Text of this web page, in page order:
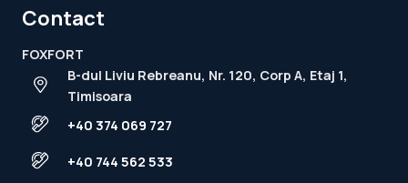
Contact
FOXFORT
B-dul Liviu Rebreanu, Nr. 120, Corp A, Etaj 1,
Timisoara
+40 374 069 727
+40 744 562 533